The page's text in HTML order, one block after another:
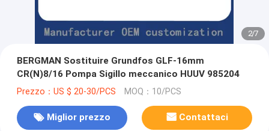
2/7
BERGMAN Sostituire Grundfos GLF-16mm
CR(N)8/16 Pompa Sigillo meccanico HUUV 985204
Prezzo：US $ 20-30/PCS MOQ：10/PCS
Miglior prezzo Contattaci